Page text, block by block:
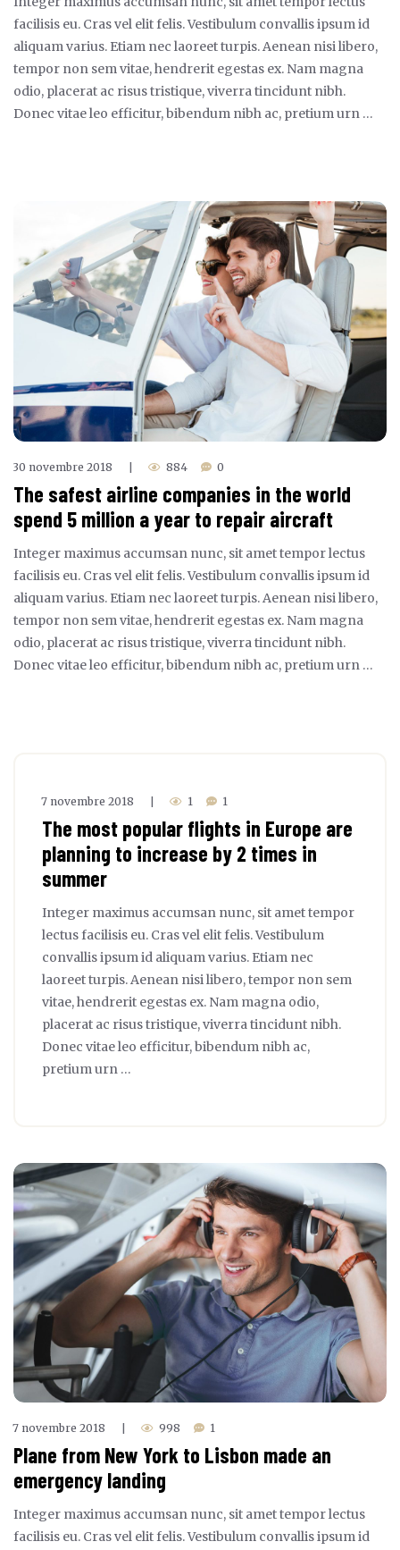
facilisis eu. Cras vel elit felis. Vestibulum convallis ipsum id
aliquam varius. Etiam nec laoreet turpis. Aenean nisi libero,
tempor non sem vitae, hendrerit egestas ex. Nam magna
odio, placerat ac risus tristique, viverra tincidunt nibh.
Donec vitae leo efficitur, bibendum nibh ac, pretium urn …
30 novembre 2018 884 0
The safest airline companies in the world
spend 5 million a year to repair aircraft
Integer maximus accumsan nunc, sit amet tempor lectus
facilisis eu. Cras vel elit felis. Vestibulum convallis ipsum id
aliquam varius. Etiam nec laoreet turpis. Aenean nisi libero,
tempor non sem vitae, hendrerit egestas ex. Nam magna
odio, placerat ac risus tristique, viverra tincidunt nibh.
Donec vitae leo efficitur, bibendum nibh ac, pretium urn …
7 novembre 2018 1 1
The most popular flights in Europe are
planning to increase by 2 times in
summer
Integer maximus accumsan nunc, sit amet tempor
lectus facilisis eu. Cras vel elit felis. Vestibulum
convallis ipsum id aliquam varius. Etiam nec
laoreet turpis. Aenean nisi libero, tempor non sem
vitae, hendrerit egestas ex. Nam magna odio,
placerat ac risus tristique, viverra tincidunt nibh.
Donec vitae leo efficitur, bibendum nibh ac,
pretium urn …
7 novembre 2018 998 1
Plane from New York to Lisbon made an
emergency landing
Integer maximus accumsan nunc, sit amet tempor lectus
facilisis eu. Cras vel elit felis. Vestibulum convallis ipsum id